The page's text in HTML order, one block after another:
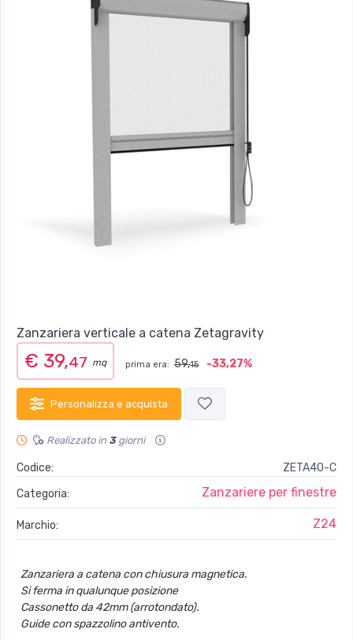
Zanzariera verticale a catena Zetagravity
€ 39,47 mq prima era: 59,15 -33,27%
Personalizza e acquista
Realizzato in 3giorni
Codice:
ZETA40-C
Categoria:
Zanzariere per finestre
Marchio: Z24
Zanzariera a catena con chiusura magnetica.
Si ferma in qualunque posizione
Cassonetto da 42mm (arrotondato).
Guide con spazzolino antivento.